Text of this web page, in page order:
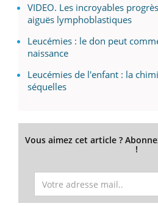
VIDEO. Les incroyables
aiguës lymphoblastiques
Leucémies : le don peut
naissance
Leucémies de l'enfant : la
séquelles
Vous aimez cet article ?
!